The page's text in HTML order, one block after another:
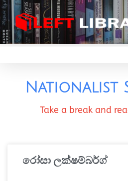
Nationalist
Take a break and
රෝසා ලක්ෂම්බර්ග්